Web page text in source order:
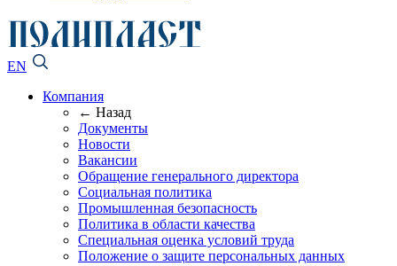
EN
Компания
← Назад
Документы
Новости
Вакансии
Обращение генерального директора
Социальная политика
Промышленная безопасность
Политика в области качества
Специальная оценка условий труда
Положение о защите персональных данных